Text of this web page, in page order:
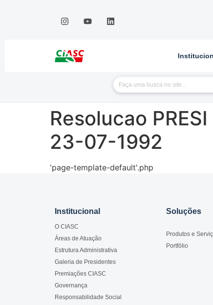
Resolucao
23-07-1992
'page-template-default'.php
Institucional
O CIASC
Áreas de Atuação
Estrutura Administrativa
Galeria de Presidentes
Premiações CIASC
Governança
Responsabilidade Social
Soluções
Produtos e
Portfólio